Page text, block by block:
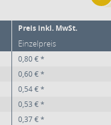
Preis inkl. MwSt.
Einzelpreis
0,80 € *
0,60 € *
0,54 € *
0,53 € *
0,37 € *